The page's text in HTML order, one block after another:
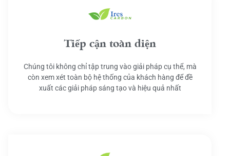
Tiếp cận toàn diện
Chúng tôi không chỉ tập trung vào giải pháp cụ thể, mà
còn xem xét toàn bộ hệ thống của khách hàng để đề
xuất các giải pháp sáng tạo và hiệu quả nhất